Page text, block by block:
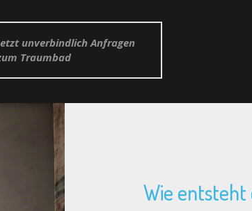
unverbindlich Anfragen
Traumbad
Wie entsteht